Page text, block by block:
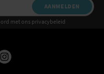
AANMELDEN
met ons privacybeleid